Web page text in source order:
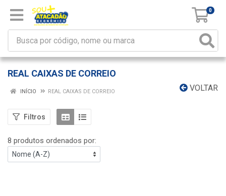
0
REAL CAIXAS DE CORREIO
VOLTAR
INÍCIO REAL CAIXAS DE CORREIO
Filtros
8 produtos ordenados por: